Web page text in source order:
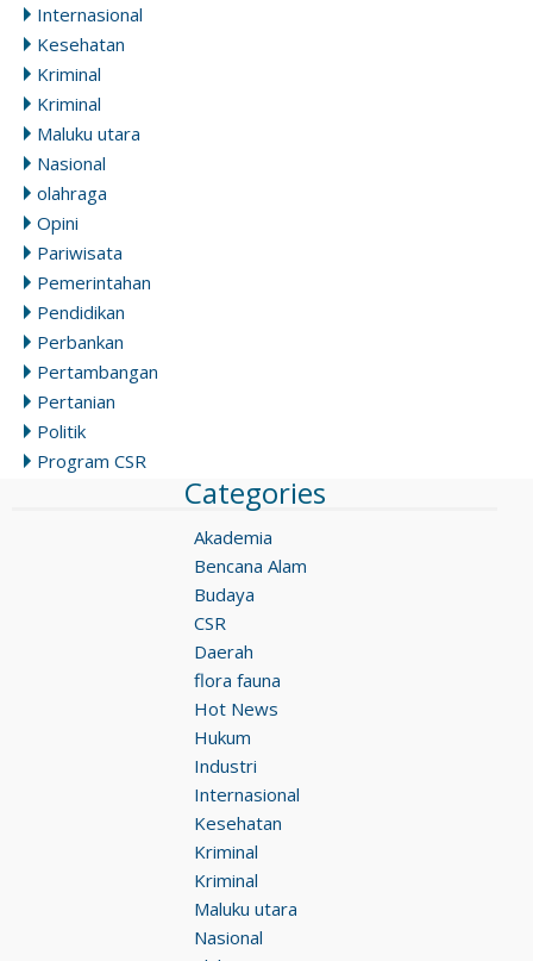
Internasional
Kesehatan
Kriminal
Kriminal
Maluku utara
Nasional
olahraga
Opini
Pariwisata
Pemerintahan
Pendidikan
Perbankan
Pertambangan
Pertanian
Politik
Program CSR
Categories
Akademia
Bencana Alam
Budaya
CSR
Daerah
flora fauna
Hot News
Hukum
Industri
Internasional
Kesehatan
Kriminal
Kriminal
Maluku utara
Nasional